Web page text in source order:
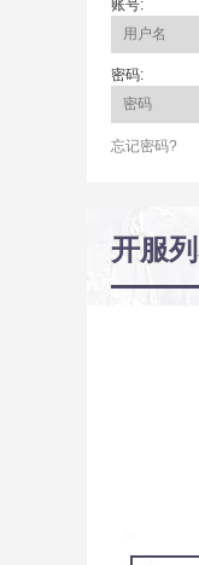
账号:
密码:
忘记密码?
开服